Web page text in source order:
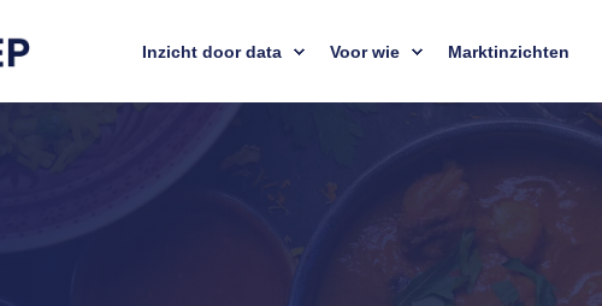
Inzicht door data Voor wie Marktinzichten